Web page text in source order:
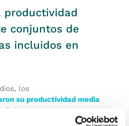
productividad
conjuntos de
incluidos en
los
su productividad media
tareas con un
especializadas de